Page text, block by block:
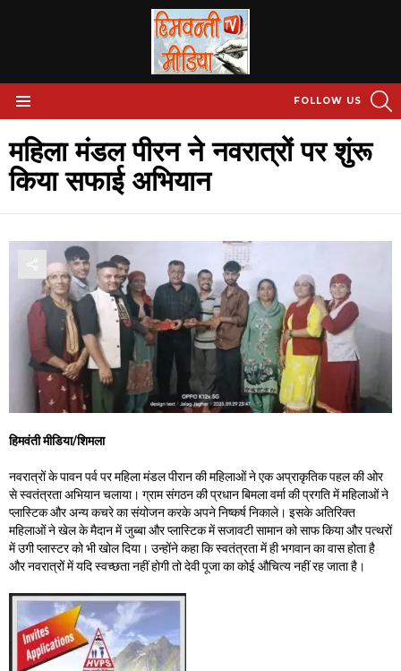
FOLLOW US
महिला मंडल पीरन ने नवरात्रों पर शुंरू
किया सफाई अभियान
हिमवंती मीडिया/शिमला
नवरात्रों के पावन पर्व पर महिला मंडल पीरान की महिलाओं ने एक अप्राकृतिक पहल की ओर
से स्वतंत्रता अभियान चलाया। ग्राम संगठन की प्रधान बिमला वर्मा की प्रगति में महिलाओं ने
प्लास्टिक और अन्य कचरे का संयोजन करके अपने निष्कर्ष निकाले। इसके अतिरिक्त
महिलाओं ने खेल के मैदान में जुब्बा और प्लास्टिक में सजावटी सामान को साफ किया और पत्थरों
में उगी प्लास्टर को भी खोल दिया। उन्होंने कहा कि स्वतंत्रता में ही भगवान का वास होता है
और नवरात्रों में यदि स्वच्छता नहीं होगी तो देवी पूजा का कोई औचित्य नहीं रह जाता है।